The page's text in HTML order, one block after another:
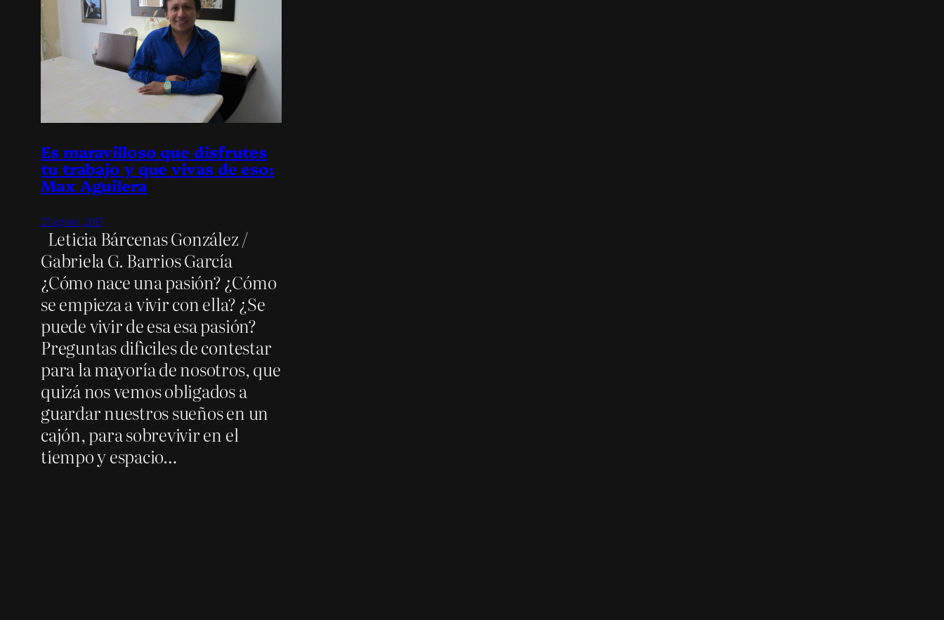
Es maravilloso que disfrutes
tu trabajo y que vivas de eso:
Max Aguilera
27 agosto, 2015
Leticia Bárcenas González /
Gabriela G. Barrios García
¿Cómo nace una pasión? ¿Cómo
se empieza a vivir con ella? ¿Se
puede vivir de esa esa pasión?
Preguntas difìciles de contestar
para la mayoría de nosotros, que
quizá nos vemos obligados a
guardar nuestros sueños en un
cajón, para sobrevivir en el
tiempo y espacio…